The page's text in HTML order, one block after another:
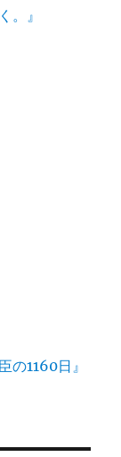
。』
の1160日』